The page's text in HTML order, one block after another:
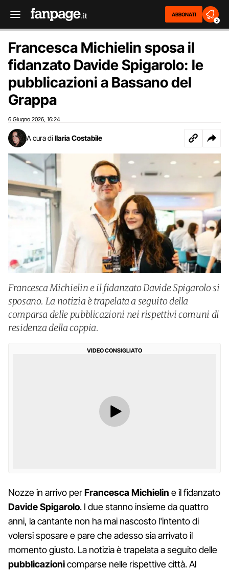
ABBONATI
2
Francesca Michielin sposa il
fidanzato Davide Spigarolo: le
pubblicazioni a Bassano del
Grappa
6 Giugno 2026 16:24
A cura di Ilaria Costabile
Francesca Michielin e il fidanzato Davide Spigarolo si
sposano. La notizia è trapelata a seguito della
comparsa delle pubblicazioni nei rispettivi comuni di
residenza della coppia.
VIDEO CONSIGLIATO
Nozze in arrivo perFrancesca Michielin e il fidanzato
Davide Spigarolo. I due stanno insieme da quattro
anni, la cantante non ha mai nascosto l'intento di
volersi sposare e pare che adesso sia arrivato il
momento giusto. La notizia è trapelata a seguito delle
pubblicazionicomparse nelle rispettive città. Al